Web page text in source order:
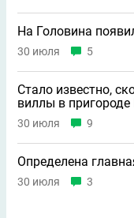
На Головина
30 июля 5
Стало известно,
виллы в
30 июля 9
Определена
30 июля 3